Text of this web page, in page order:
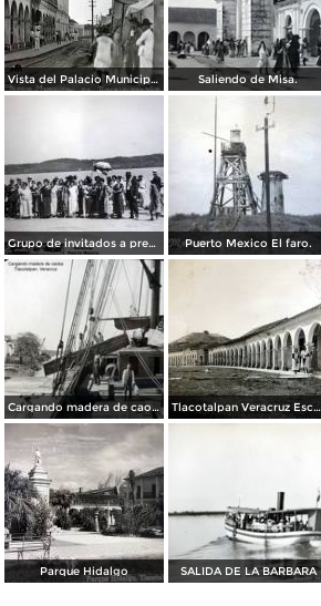
Vista del Palacio Municipal. Saliendo de Misa.
Grupo de invitados a presenciar la lancha de motor Guillermina 1926 Puerto Mexico. Puerto Mexico El faro.
Cargando madera de caoba Tlacotalpan, Veracruz. Tlacotalpan Veracruz Escena Callejera.
Parque Hidalgo SALIDA DE LA BARBARA